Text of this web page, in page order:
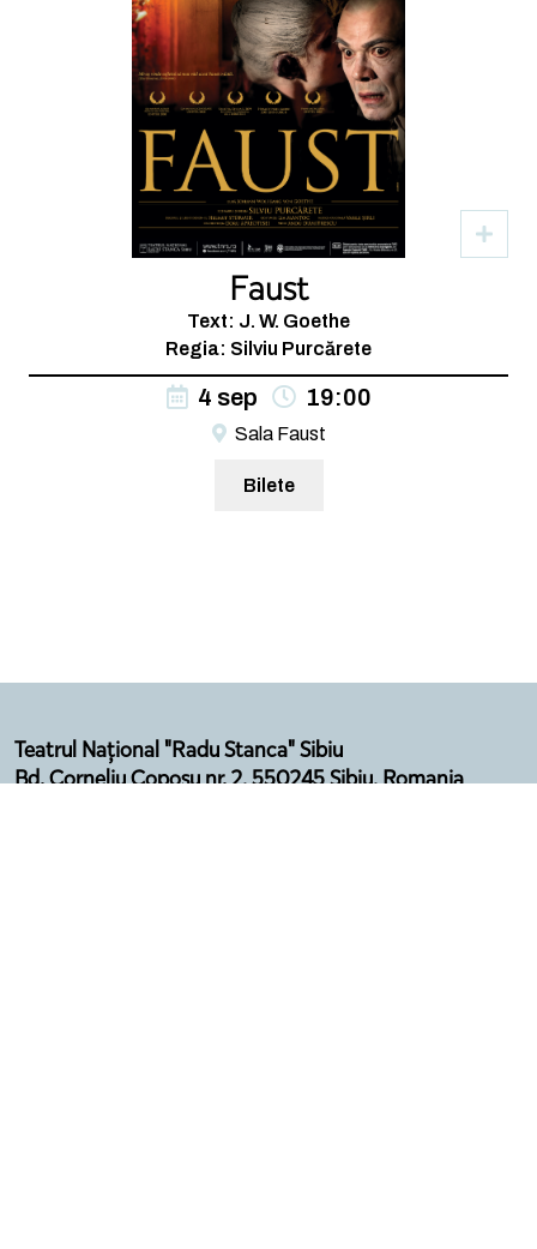
Faust
Text: J. W. Goethe
Regia: Silviu Purcărete
4 sep 19:00
Sala Faust
Bilete
Teatrul Național "Radu Stanca" Sibiu
Bd. Corneliu Coposu nr. 2, 550245 Sibiu, Romania